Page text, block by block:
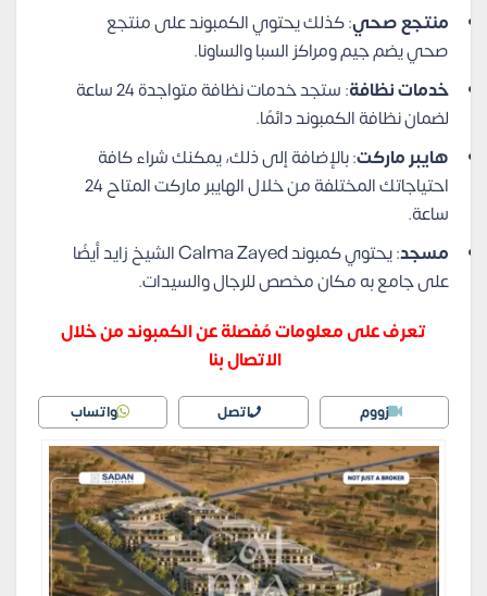
منتجع صحي: كذلك يحتوي الكمبوند على منتجع
صحي يضم جيم ومراكز السبا والساونا.
خدمات نظافة
: ستجد خدمات نظافة متواجدة 24 ساعة
لضمان نظافة الكمبوند دائمًا.
هايبر ماركت: بالإضافة إلى ذلك، يمكنك شراء كافة
احتياجاتك المختلفة من خلال الهايبر ماركت المتاح 24
ساعة.
مسجد
: يحتوي كمبوند Calma Zayed الشيخ زايد أيضًا
على جامع به مكان مخصص للرجال والسيدات.
تعرف على معلومات مُفصلة عن الكمبوند من خلال
الاتصال بنا
زووم اتصل واتساب